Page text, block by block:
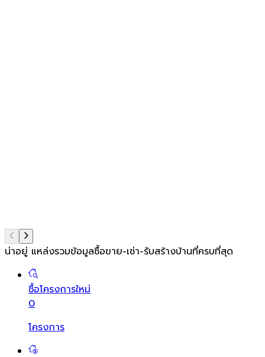
น่าอยู่ แหล่งรวมข้อมูลซื้อขาย-เช่า-รับสร้างบ้านที่ครบที่สุด
ซื้อโครงการใหม่
0
โครงการ